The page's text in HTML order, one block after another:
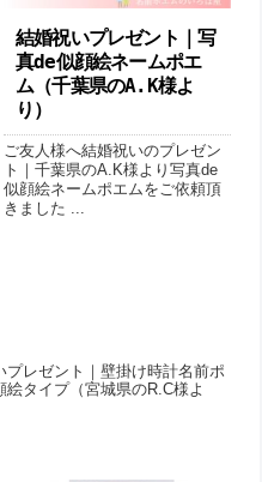
結婚祝いプレゼント｜写
真de似顔絵ネームポエ
ム（千葉県のA.K様よ
り ）
ご友人様へ結婚祝いのプレゼン
ト｜千葉県のA.K様より写真de
似顔絵ネームポエムをご依頼頂
きました ...
プレゼント｜壁掛け時計名前ポ
絵タイプ（宮城県のR.C様よ